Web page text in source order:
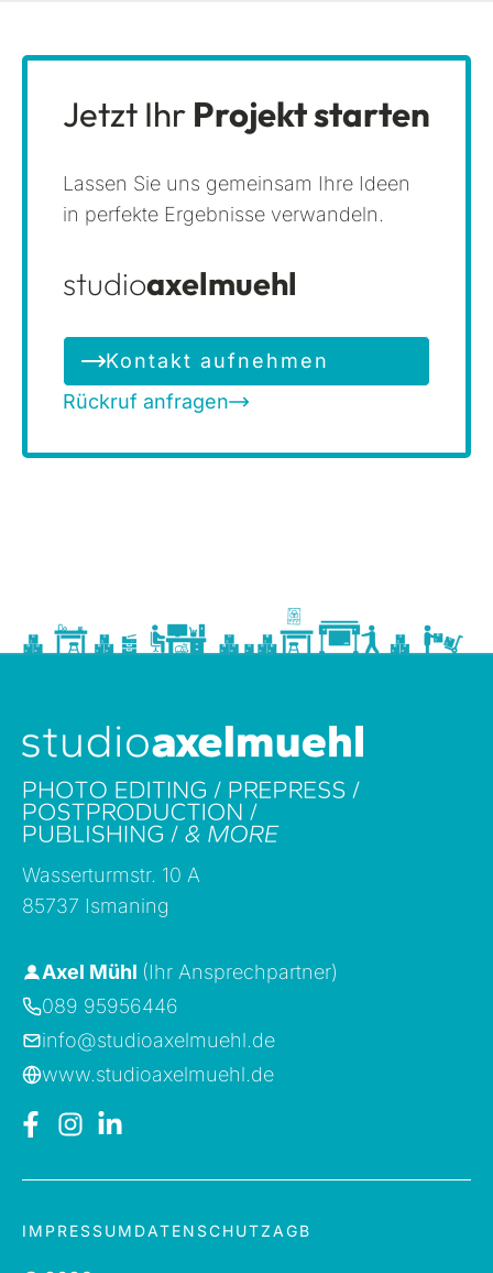
Jetzt Ihr Projekt starten
Lassen Sie uns gemeinsam Ihre Ideen
in perfekte Ergebnisse verwandeln.
studioaxelmuehl
Kontakt aufnehmen
Rückruf anfragen
Wasserturmstr. 10 A
85737 Ismaning
Axel Mühl (Ihr Ansprechpartner)
089 95956446
info@studioaxelmuehl.de
www.studioaxelmuehl.de
IMPRESSUM DATENSCHUTZAGB